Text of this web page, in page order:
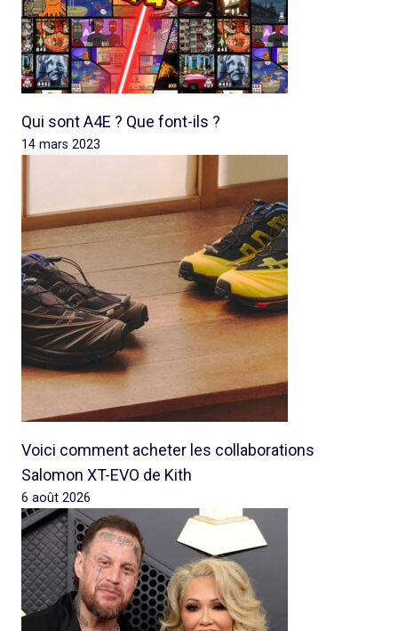
Qui sont A4E ? Que font-ils ?
14 mars 2023
Voici comment acheter les collaborations
Salomon XT-EVO de Kith
6 août 2026